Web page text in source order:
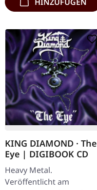
KING DIAMOND · The
Eye | DIGIBOOK CD
Heavy Metal.
Veröffentlicht am